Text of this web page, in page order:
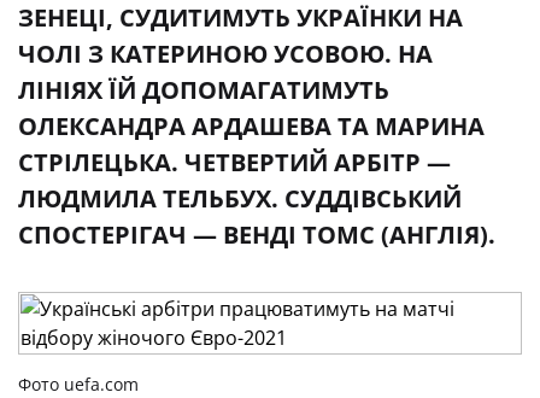
ЗЕНЕЦІ, СУДИТИМУТЬ УКРАЇНКИ НА
ЧОЛІ З КАТЕРИНОЮ УСОВОЮ. НА
ЛІНІЯХ ЇЙ ДОПОМАГАТИМУТЬ
ОЛЕКСАНДРА АРДАШЕВА ТА МАРИНА
СТРІЛЕЦЬКА. ЧЕТВЕРТИЙ АРБІТР —
ЛЮДМИЛА ТЕЛЬБУХ. СУДДІВСЬКИЙ
СПОСТЕРІГАЧ — ВЕНДІ ТОМС (АНГЛІЯ).
Фото uefa.com